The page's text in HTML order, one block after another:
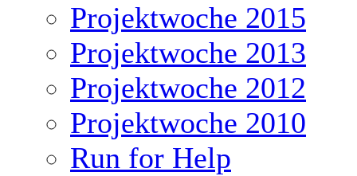
Projektwoche 2015
Projektwoche 2013
Projektwoche 2012
Projektwoche 2010
Run for Help